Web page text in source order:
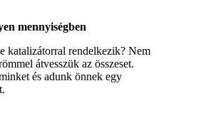
mennyiségben
katalizátorral rendelkezik? Nem
átvesszük az összeset.
és adunk önnek egy